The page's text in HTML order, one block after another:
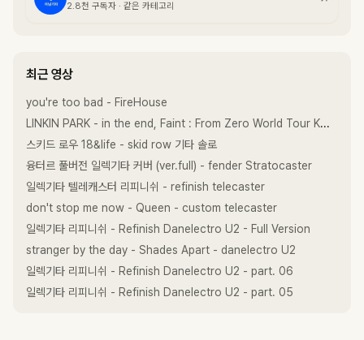
2.8천 구독자 · 같은 카테고리
최근 영상
you're too bad - FireHouse
LINKIN PARK - in the end, Faint : From Zero World Tour KOREA ARENA 2024.09.28
스키드 로우 18&life - skid row 기타 솔로
융터르 풀버전 일렉기타 커버 (ver.full) - fender Stratocaster
일렉기타 텔레캐스터 리피니쉬 - refinish telecaster
don't stop me now - Queen - custom telecaster
일렉기타 리피니쉬 - Refinish Danelectro U2 - Full Version
stranger by the day - Shades Apart - danelectro U2
일렉기타 리피니쉬 - Refinish Danelectro U2 - part. 06
일렉기타 리피니쉬 - Refinish Danelectro U2 - part. 05